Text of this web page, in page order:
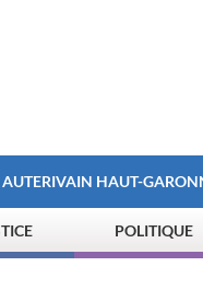
AUTERIVAIN HAUT-
POLITIQUE